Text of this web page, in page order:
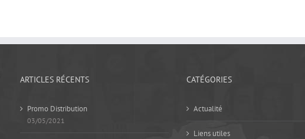
ARTICLES RÉCENTS
Promo Distribution
03/05/2021
CATÉGORIES
Actualité
Liens utiles